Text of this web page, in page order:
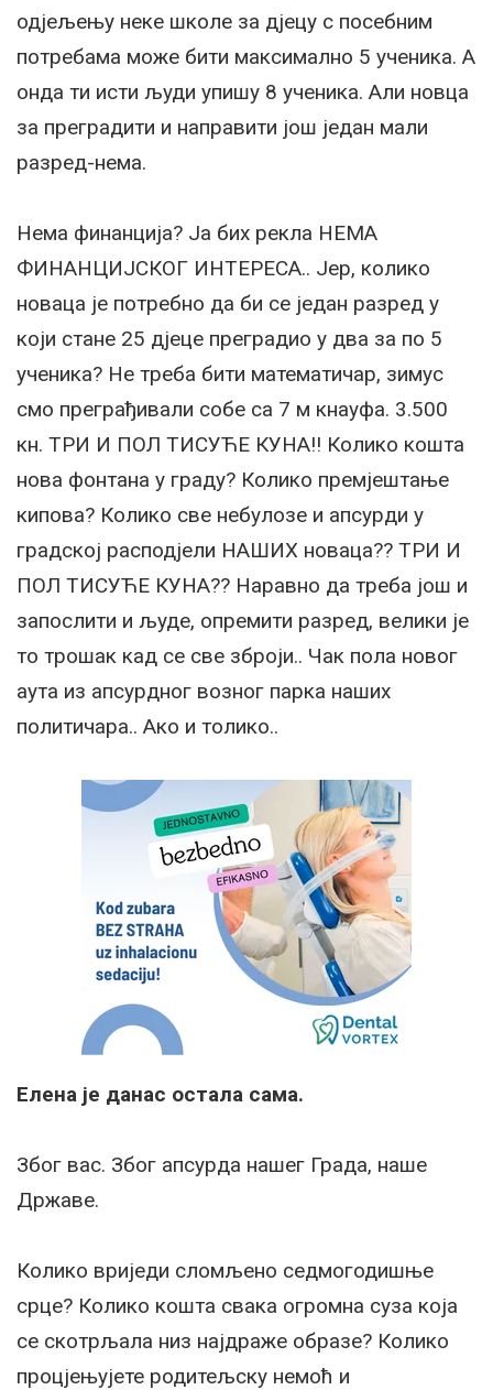
одјељењу неке школе за дјецу с посебним
потребама може бити максимално 5 ученика. А
онда ти исти људи упишу 8 ученика. Али новца
за преградити и направити још један мали
разред-нема.
Нема финанција? Ја бих рекла НЕМА
ФИНАНЦИЈСКОГ ИНТЕРЕСА.. Јер, колико
новаца је потребно да би се један разред у
који стане 25 дјеце преградио у два за по 5
ученика? Не треба бити математичар, зимус
смо преграђивали собе са 7 м кнауфа. 3.500
кн. ТРИ И ПОЛ ТИСУЋЕ КУНА!! Колико кошта
нова фонтана у граду? Колико премјештање
кипова? Колико све небулозе и апсурди у
градској расподјели НАШИХ новаца?? ТРИ И
ПОЛ ТИСУЋЕ КУНА?? Наравно да треба још и
запослити и људе, опремити разред, велики је
то трошак кад се све зброји.. Чак пола новог
аута из апсурдног возног парка наших
политичара.. Ако и толико..
Елена је данас остала сама.
Због вас. Због апсурда нашег Града, наше
Државе.
Колико вриједи сломљено седмогодишње
срце? Колико кошта свака огромна суза која
се скотрљала низ најдраже образе? Колико
процјењујете родитељску немоћ и